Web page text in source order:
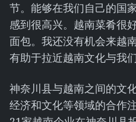
节。能够在我们自己的国
感到很高兴。越南菜肴很
面包。我还没有机会来越
有助于拉近越南文化与我
神奈川县与越南之间的文
经济和文化等领域的合作